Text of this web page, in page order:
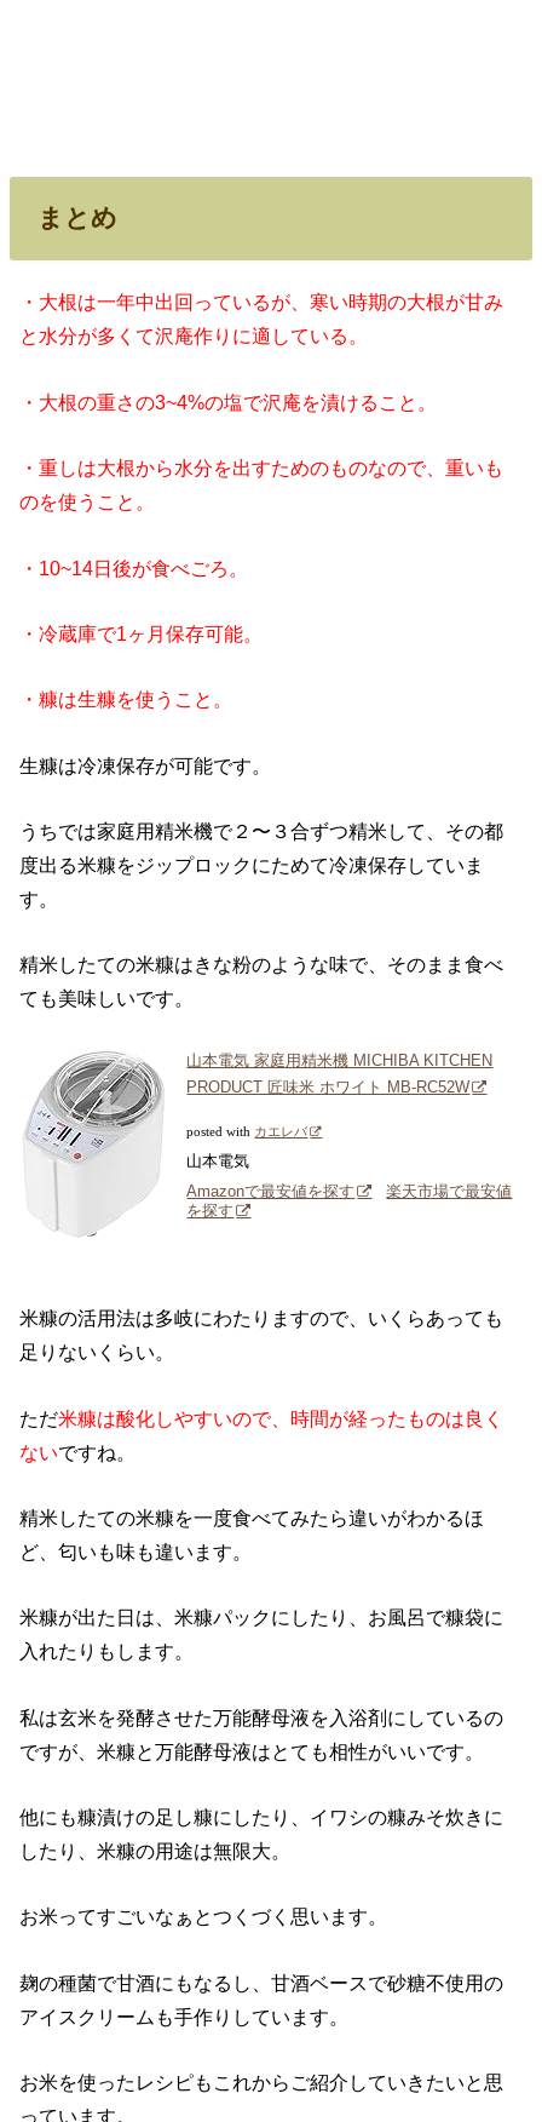
まとめ
・大根は一年中出回っているが、寒い時期の大根が甘み
と水分が多くて沢庵作りに適している。
・大根の重さの3~4%の塩で沢庵を漬けること。
・重しは大根から水分を出すためのものなので、重いも
のを使うこと。
・10~14日後が食べごろ。
・冷蔵庫で1ヶ月保存可能。
・糠は生糠を使うこと。
生糠は冷凍保存が可能です。
うちでは家庭用精米機で２〜３合ずつ精米して、その都
度出る米糠をジップロックにためて冷凍保存していま
す。
精米したての米糠はきな粉のような味で、そのまま食べ
ても美味しいです。
山本電気 家庭用精米機 MICHIBA KITCHEN
PRODUCT 匠味米 ホワイト MB-RC52W
posted with カエレバ
山本電気
Amazonで最安値を探す
楽天市場で最安値
を探す
米糠の活用法は多岐にわたりますので、いくらあっても
足りないくらい。
ただ米糠は酸化しやすいので、時間が経ったものは良く
ないですね。
精米したての米糠を一度食べてみたら違いがわかるほ
ど、匂いも味も違います。
米糠が出た日は、米糠パックにしたり、お風呂で糠袋に
入れたりもします。
私は玄米を発酵させた万能酵母液を入浴剤にしているの
ですが、米糠と万能酵母液はとても相性がいいです。
他にも糠漬けの足し糠にしたり、イワシの糠みそ炊きに
したり、米糠の用途は無限大。
お米ってすごいなぁとつくづく思います。
麹の種菌で甘酒にもなるし、甘酒ベースで砂糖不使用の
アイスクリームも手作りしています。
お米を使ったレシピもこれからご紹介していきたいと思
っています。